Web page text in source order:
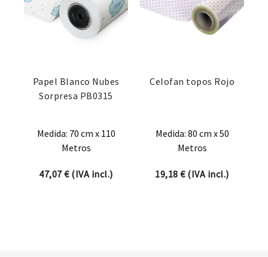
Papel Blanco Nubes
Sorpresa PB0315
Medida: 70 cm x 110
Metros
47,07€(IVA incl.)
Celofan topos Rojo
Medida: 80 cm x 50
Metros
19,18€(IVA incl.)